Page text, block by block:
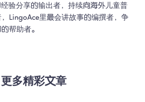
验分享的输出者，持续向海外儿童普
LingoAce里最会讲故事的编撰者，争
帮助者。
更多精彩文章